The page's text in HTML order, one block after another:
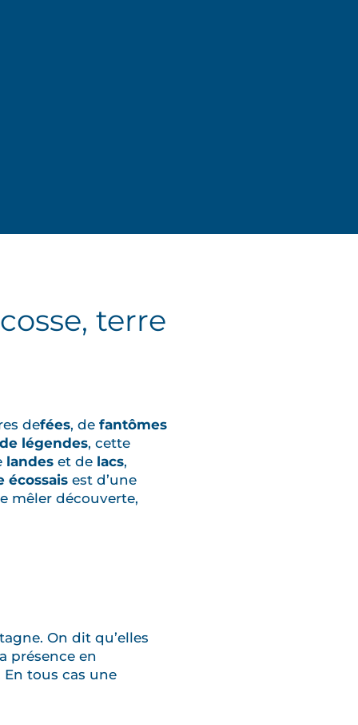
terre
defées, de fantômes
légendes, cette
landes et de lacs,
écossais est d’une
mêler découverte,
On dit qu’elles
présence en
En tous cas une